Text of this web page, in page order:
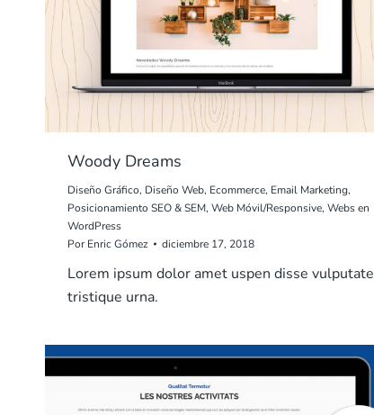
Woody Dreams
Diseño Gráfico, Diseño Web, Ecommerce, Email Marketing,
Posicionamiento SEO & SEM, Web Móvil/Responsive, Webs en
WordPress
PorEnric Gómez diciembre 17, 2018
Lorem ipsum dolor amet uspen disse vulputate
tristique urna.